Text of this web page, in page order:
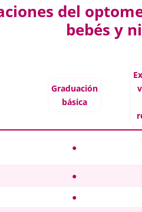
del
bebés y
Graduación
básica
●
●
●